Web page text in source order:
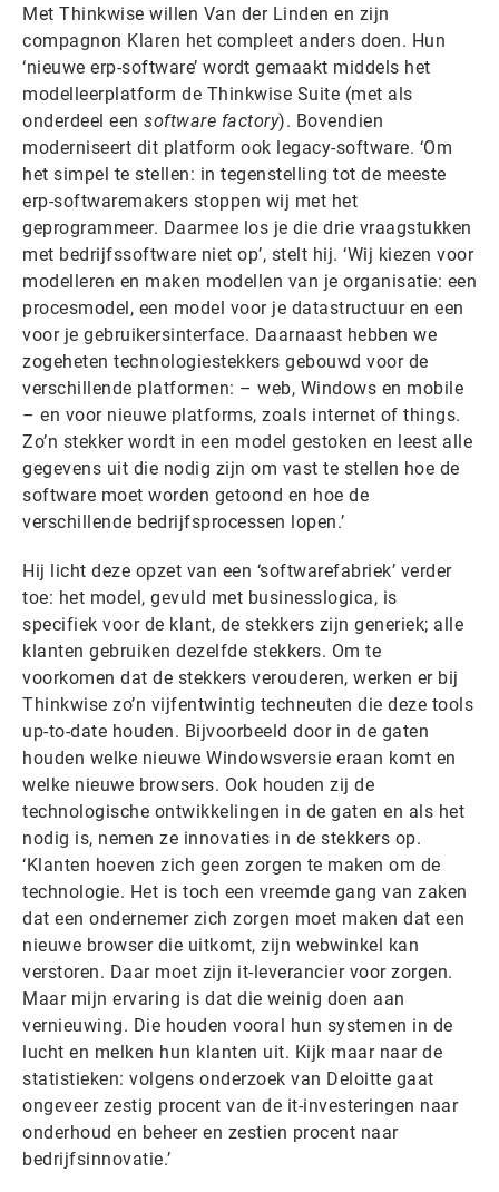
Met Thinkwise willen Van der Linden en zijn
compagnon Klaren het compleet anders doen. Hun
‘nieuwe erp-software’ wordt gemaakt middels het
modelleerplatform de Thinkwise Suite (met als
onderdeel een software factory). Bovendien
moderniseert dit platform ook legacy-software. ‘Om
het simpel te stellen: in tegenstelling tot de meeste
erp-softwaremakers stoppen wij met het
geprogrammeer. Daarmee los je die drie vraagstukken
met bedrijfssoftware niet op’, stelt hij. ‘Wij kiezen voor
modelleren en maken modellen van je organisatie: een
procesmodel, een model voor je datastructuur en een
voor je gebruikersinterface. Daarnaast hebben we
zogeheten technologiestekkers gebouwd voor de
verschillende platformen: – web, Windows en mobile
– en voor nieuwe platforms, zoals internet of things.
Zo’n stekker wordt in een model gestoken en leest alle
gegevens uit die nodig zijn om vast te stellen hoe de
software moet worden getoond en hoe de
verschillende bedrijfsprocessen lopen.’
Hij licht deze opzet van een ‘softwarefabriek’ verder
toe: het model, gevuld met businesslogica, is
specifiek voor de klant, de stekkers zijn generiek; alle
klanten gebruiken dezelfde stekkers. Om te
voorkomen dat de stekkers verouderen, werken er bij
Thinkwise zo’n vijfentwintig techneuten die deze tools
up-to-date houden. Bijvoorbeeld door in de gaten
houden welke nieuwe Windowsversie eraan komt en
welke nieuwe browsers. Ook houden zij de
technologische ontwikkelingen in de gaten en als het
nodig is, nemen ze innovaties in de stekkers op.
‘Klanten hoeven zich geen zorgen te maken om de
technologie. Het is toch een vreemde gang van zaken
dat een ondernemer zich zorgen moet maken dat een
nieuwe browser die uitkomt, zijn webwinkel kan
verstoren. Daar moet zijn it-leverancier voor zorgen.
Maar mijn ervaring is dat die weinig doen aan
vernieuwing. Die houden vooral hun systemen in de
lucht en melken hun klanten uit. Kijk maar naar de
statistieken: volgens onderzoek van Deloitte gaat
ongeveer zestig procent van de it-investeringen naar
onderhoud en beheer en zestien procent naar
bedrijfsinnovatie.’